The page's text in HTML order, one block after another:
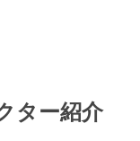
ター紹介